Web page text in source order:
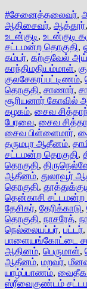
#சேனைத்தலைவர்,
ஆதிசைவர், ஆத்தூர்,
உடன்குடி, உடன்குடி
சட்டமன்ற தொகுதி,
கம்பர், கற்குவேல்
காந்திமதியம்மாள்,
குலசேகரப்பட்டிணம்,
தொகுதி, சாணார்,
சூரியனார் கோவில்
கழகம், சைவ
பேரவை, சைவ
சைவ பிள்ளைமார்,
தருமபுர ஆதீனம்,
சட்டமன்ற தொகுதி,
தொகுதி,
ஆதீனம், துலாவூர்
தொகுதி,
தென்காசி சட்டமன்ற
தேசிகர், தேரிக்காடு,
தொகுதி, நாசரேத்,
நெல்லையப்பர், பட்டர்,
பாளையங்கோட்டை
ஆதினம், பெருமாள்,
ஆதீனம், மறவர்,
யாழ்ப்பாணம், வைதீக
ஸ்ரீவைகுண்டம்